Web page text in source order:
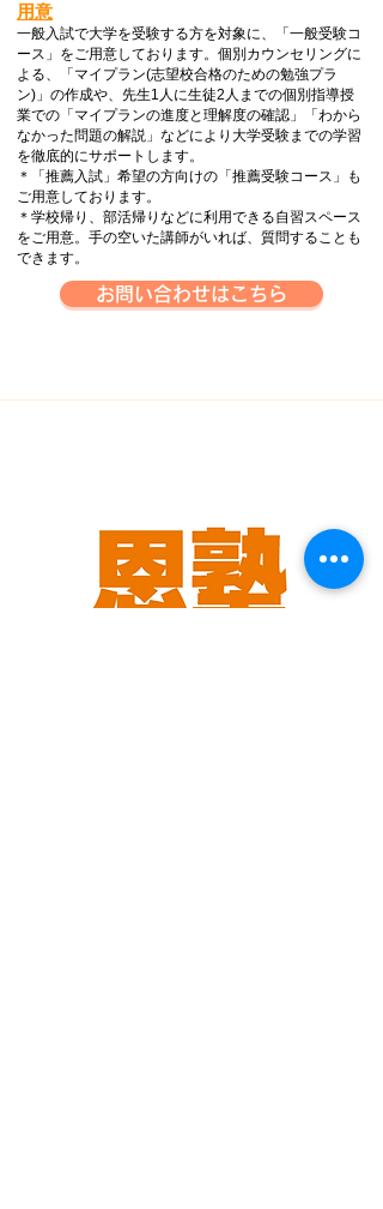
用意
一般入試で大学を受験する方を対象に、「一般受験コ
ース」をご用意しております。個別カウンセリングに
よる、「マイプラン(志望校合格のための勉強プラ
ン)」の作成や、先生1人に生徒2人までの個別指導授
業での「マイプランの進度と理解度の確認」「わから
なかった問題の解説」などにより大学受験までの学習
を徹底的にサポートします。
＊「推薦入試」希望の方向けの「推薦受験コース」も
ご用意しております。
＊学校帰り、部活帰りなどに利用できる自習スペース
をご用意。手の空いた講師がいれば、質問することも
できます。
お問い合わせはこちら